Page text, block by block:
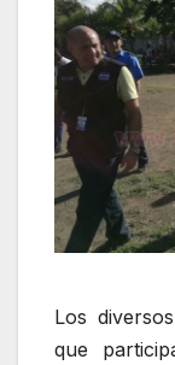
Los
que